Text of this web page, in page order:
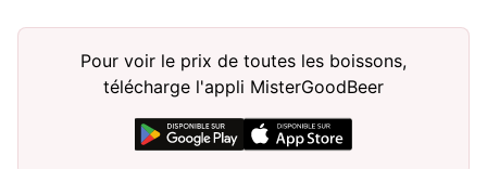
Pour voir le prix de toutes les boissons,
télécharge l'appli MisterGoodBeer